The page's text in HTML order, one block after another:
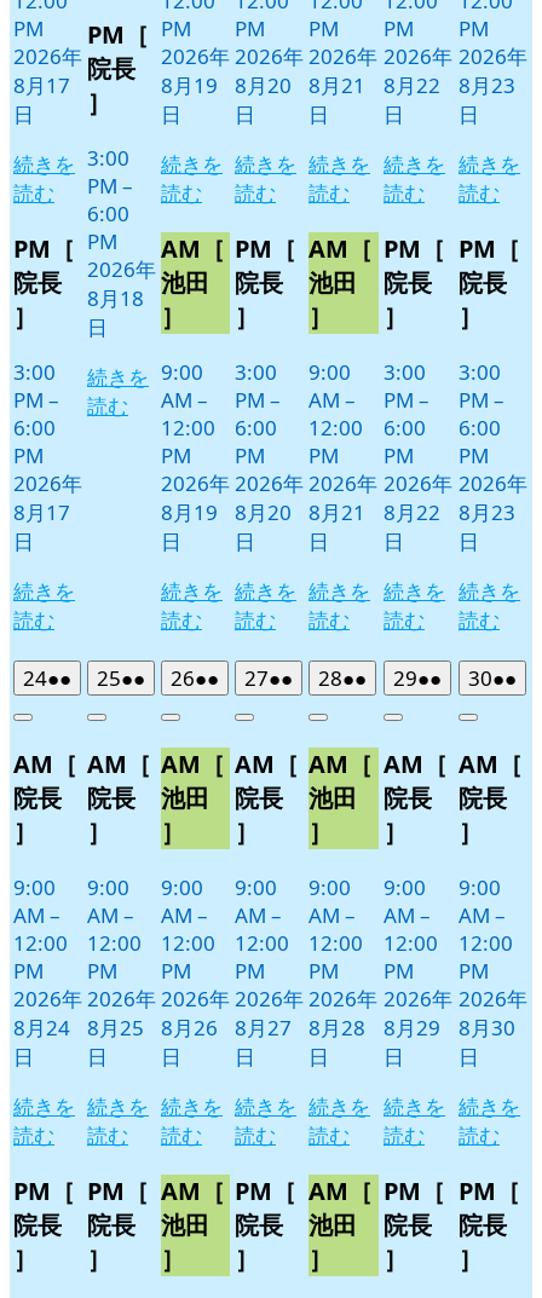
PM
2026年
8月17
日
続きを
読む
PM［
院長
］
3:00
PM –
6:00
PM
2026年
8月17
日
続きを
読む
月
18
日
イ
ベ
PM［
院長
］
3:00
PM –
6:00
PM
2026年
8月18
日
続きを
読む
PM
2026年
8月19
日
続きを
読む
AM［
池田
］
9:00
AM –
12:00
PM
2026年
8月19
日
続きを
読む
PM
2026年
8月20
日
続きを
読む
PM［
院長
］
3:00
PM –
6:00
PM
2026年
8月20
日
続きを
読む
PM
2026年
8月21
日
続きを
読む
AM［
池田
］
9:00
AM –
12:00
PM
2026年
8月21
日
続きを
読む
PM
2026年
8月22
日
続きを
読む
PM［
院長
］
3:00
PM –
6:00
PM
2026年
8月22
日
続きを
読む
PM
2026年
8月23
日
続きを
読む
PM［
院長
］
3:00
PM –
6:00
PM
2026年
8月23
日
続きを
読む
242026
年
月
24
日
●●
件
イ
ベ
ト)
Close
AM［
院長
］
9:00
AM –
12:00
PM
2026年
8月24
日
続きを
読む
PM［
院長
］
252026
年
月
25
日
●●
件
イ
ベ
ト)
Close
AM［
院長
］
9:00
AM –
12:00
PM
2026年
8月25
日
続きを
読む
PM［
院長
］
262026
年
月
26
日
●●
件
イ
ベ
ト)
Close
AM［
池田
］
9:00
AM –
12:00
PM
2026年
8月26
日
続きを
読む
AM［
池田
］
272026
年
月
27
日
●●
件
イ
ベ
ト)
Close
AM［
院長
］
9:00
AM –
12:00
PM
2026年
8月27
日
続きを
読む
PM［
院長
］
282026
年
月
28
日
●●
件
イ
ベ
ト)
Close
AM［
池田
］
9:00
AM –
12:00
PM
2026年
8月28
日
続きを
読む
AM［
池田
］
292026
年
月
29
日
●●
件
イ
ベ
ト)
Close
AM［
院長
］
9:00
AM –
12:00
PM
2026年
8月29
日
続きを
読む
PM［
院長
］
302026
年
月
30
日
●●
件
イ
Close
AM［
院長
］
9:00
AM –
12:00
PM
2026年
8月30
日
続きを
読む
PM［
院長
］